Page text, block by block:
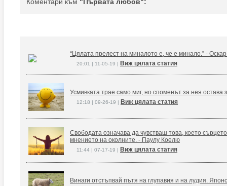
“Цялата прелест на миналото е, че е минало.” -
20:01 | 11-05-19 | Виж цялата статия
Усмивката трае само миг, но споменът за нея остава
12:18 | 09-26-19 | Виж цялата статия
Свободата означава да чувстваш това, което
мнението на околните. - Паулу Коелю
11:44 | 07-17-19 | Виж цялата статия
Винаги отстъпвай пътя на глупавия и на лудия.